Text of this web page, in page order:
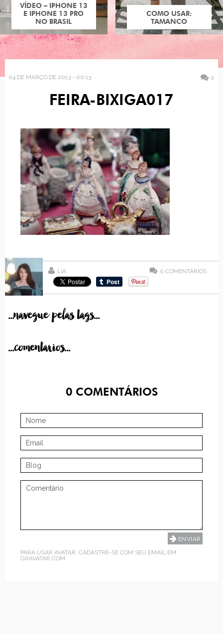
VÍDEO – IPHONE 13
E IPHONE 13 PRO
NO BRASIL
COMO USAR:
TAMANCO
04 DE MARÇO DE 2013 - 00:13 0
FEIRA-BIXIGA017
LIA 0 COMENTÁRIOS
...navegue pelas tags...
...comentarios...
0COMENTÁRIOS
PARA USAR AVATAR, CADASTRE-SE COM SEU EMAIL EM
GRAVATAR.COM